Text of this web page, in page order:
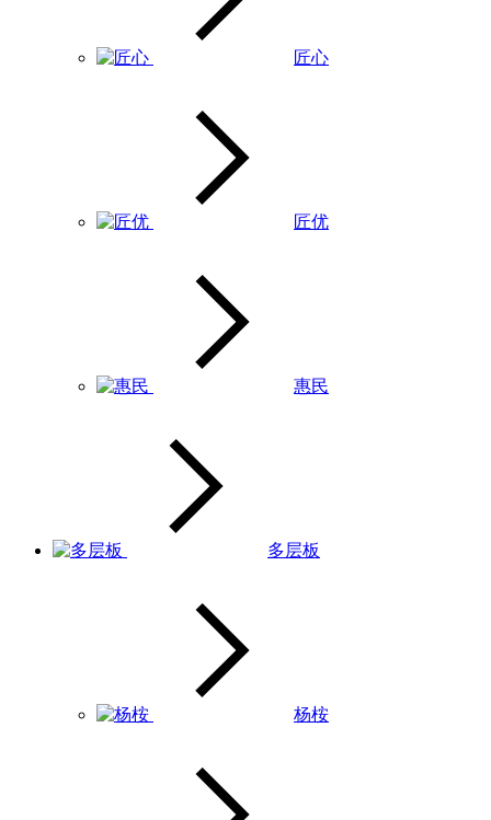
匠心
匠优
惠民
多层板
杨桉